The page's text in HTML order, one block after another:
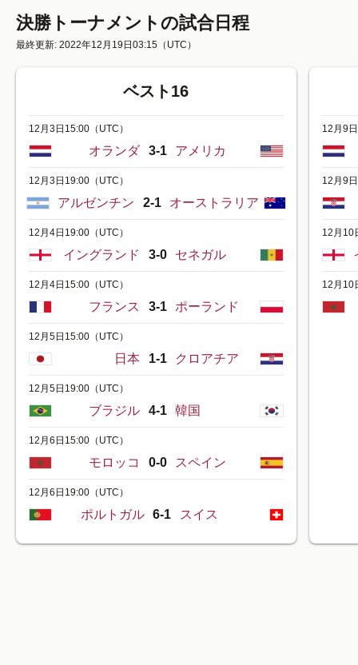
決勝トーナメントの試合日程
最終更新: 2022年12月19日03:15 （UTC）
ベスト16
12月3日15:00 （UTC）
オランダ 3-1 アメリカ
12月3日19:00 （UTC）
アルゼンチン 2-1 オーストラリア
12月4日19:00 （UTC）
イングランド 3-0 セネガル
12月4日15:00 （UTC）
フランス 3-1 ポーランド
12月5日15:00 （UTC）
日本 1-1 クロアチア
12月5日19:00 （UTC）
ブラジル 4-1 韓国
12月6日15:00 （UTC）
モロッコ 0-0 スペイン
12月6日19:00 （UTC）
ポルトガル 6-1 スイス
12月9
12月9
12月10
12月10